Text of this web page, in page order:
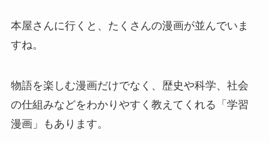
本屋さんに行くと、たくさんの漫画が並んでいま
すね。
物語を楽しむ漫画だけでなく、歴史や科学、社会
の仕組みなどをわかりやすく教えてくれる「学習
漫画」もあります。